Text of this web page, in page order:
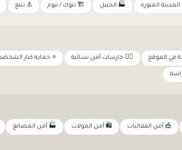
المدينة المنورة 🏭 الجبيل 🏗️ تبوك / نيوم ⚓ ينبع
في الموقع 👩‍✈️ حارسات أمن نسائية ⭐ حماية كبار
🎪 أمن الفعاليات 🛍️ أمن المولات 🏭 أمن المصانع